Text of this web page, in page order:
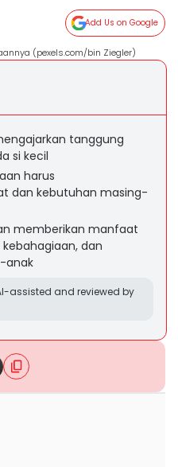
Add Us on Google
(pexels.com/bin Ziegler)
tanggung
si kecil
harus
dan kebutuhan masing-
memberikan manfaat
dan
anak
assisted and reviewed by